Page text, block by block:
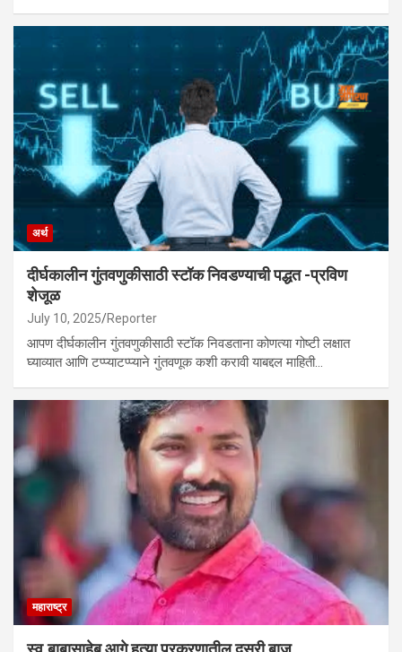
अर्थ
दीर्घकालीन गुंतवणुकीसाठी स्टॉक निवडण्याची पद्धत -प्रविण
शेजूळ
July 10, 2025 Reporter
आपण दीर्घकालीन गुंतवणुकीसाठी स्टॉक निवडताना कोणत्या गोष्टी लक्षात
घ्याव्यात आणि टप्प्याटप्प्याने गुंतवणूक कशी करावी याबद्दल माहिती…
महाराष्ट्र